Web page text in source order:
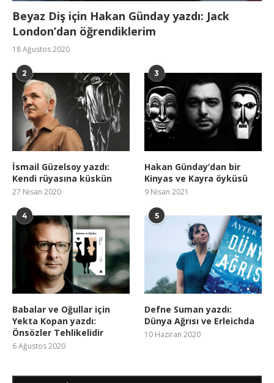
Beyaz Diş için Hakan Günday yazdı: Jack
London’dan öğrendiklerim
18 Ağustos 2020
2
İsmail Güzelsoy yazdı:
Kendi rüyasına küskün
27 Nisan 2020
3
Hakan Günday’dan bir
Kinyas ve Kayra öyküsü
9 Nisan 2021
4
Babalar ve Oğullar için
Yekta Kopan yazdı:
Önsözler Tehlikelidir
6 Ağustos 2020
5
Defne Suman yazdı:
Dünya Ağrısı ve Erleichda
10 Haziran 2020